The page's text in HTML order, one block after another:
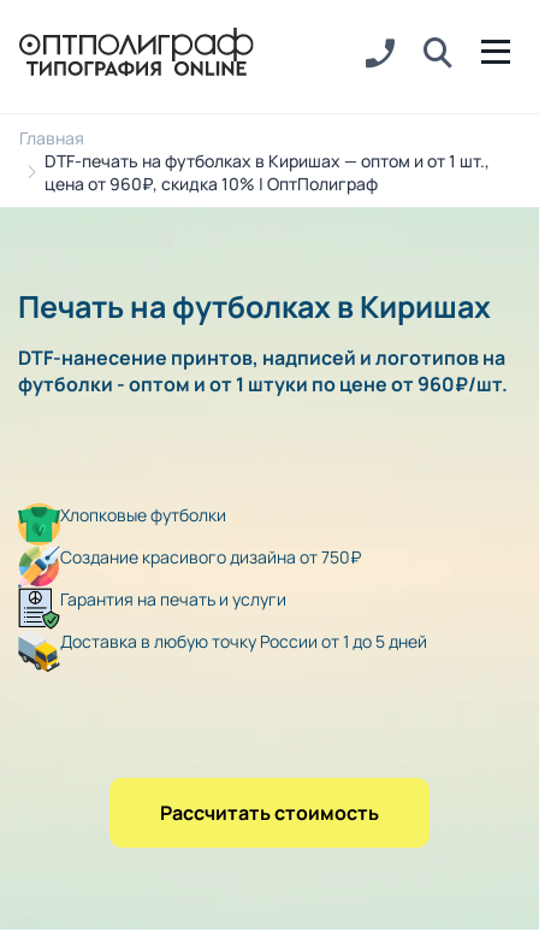
Главная
DTF-печать на футболках в Киришах — оптом и от 1 шт.,
цена от 960₽, скидка 10% | ОптПолиграф
Печать на футболках в Киришах
DTF-нанесение принтов, надписей и логотипов на
футболки - оптом и от 1 штуки по цене от 960₽/шт.
Хлопковые футболки
Создание красивого дизайна от 750₽
Гарантия на печать и услуги
Доставка в любую точку России от 1 до 5 дней
Рассчитать стоимость